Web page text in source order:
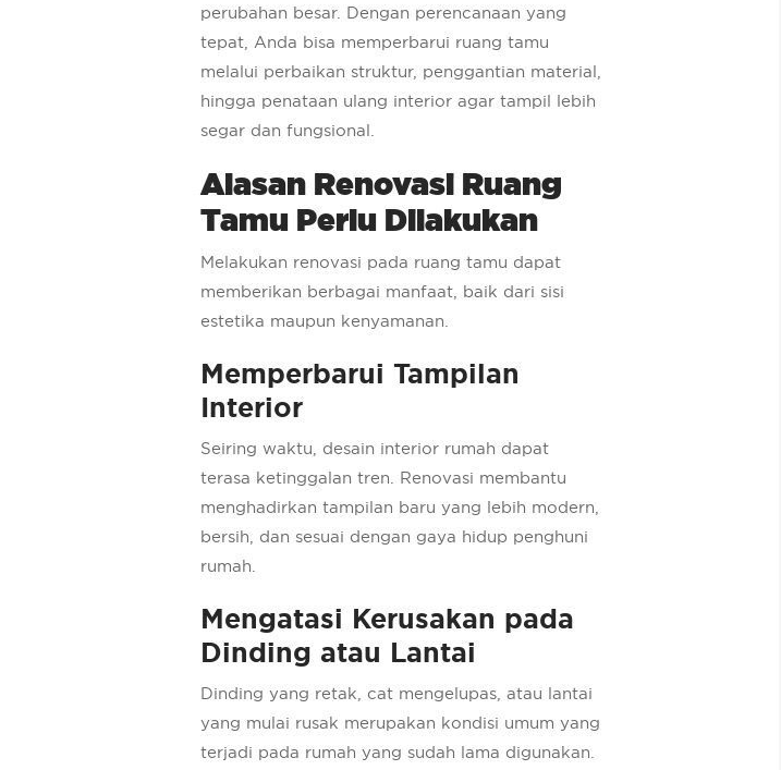
perubahan besar. Dengan perencanaan yang
tepat, Anda bisa memperbarui ruang tamu
melalui perbaikan struktur, penggantian material,
hingga penataan ulang interior agar tampil lebih
segar dan fungsional.
Alasan Renovasi Ruang
Tamu Perlu Dilakukan
Melakukan renovasi pada ruang tamu dapat
memberikan berbagai manfaat, baik dari sisi
estetika maupun kenyamanan.
Memperbarui Tampilan
Interior
Seiring waktu, desain interior rumah dapat
terasa ketinggalan tren. Renovasi membantu
menghadirkan tampilan baru yang lebih modern,
bersih, dan sesuai dengan gaya hidup penghuni
rumah.
Mengatasi Kerusakan pada
Dinding atau Lantai
Dinding yang retak, cat mengelupas, atau lantai
yang mulai rusak merupakan kondisi umum yang
terjadi pada rumah yang sudah lama digunakan.